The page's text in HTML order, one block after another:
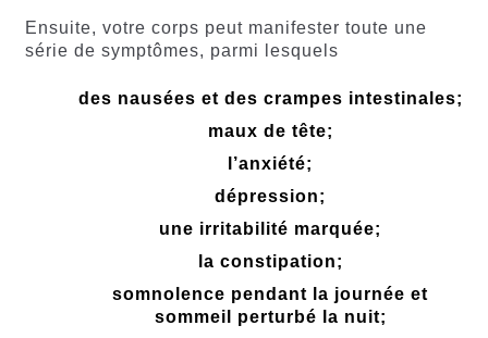
Ensuite, votre corps peut manifester toute une
série de symptômes, parmi lesquels
des nausées et des crampes intestinales;
maux de tête;
l’anxiété;
dépression;
une irritabilité marquée;
la constipation;
somnolence pendant la journée et
sommeil perturbé la nuit;